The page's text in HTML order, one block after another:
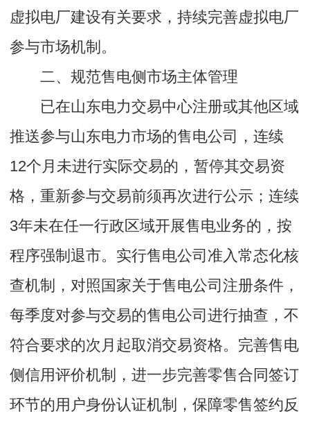
虚拟电厂建设有关要求，持续完善虚拟电厂
参与市场机制。
二、规范售电侧市场主体管理
已在山东电力交易中心注册或其他区域
推送参与山东电力市场的售电公司，连续
12个月未进行实际交易的，暂停其交易资
格，重新参与交易前须再次进行公示；连续
3年未在任一行政区域开展售电业务的，按
程序强制退市。实行售电公司准入常态化核
查机制，对照国家关于售电公司注册条件，
每季度对参与交易的售电公司进行抽查，不
符合要求的次月起取消交易资格。完善售电
侧信用评价机制，进一步完善零售合同签订
环节的用户身份认证机制，保障零售签约反